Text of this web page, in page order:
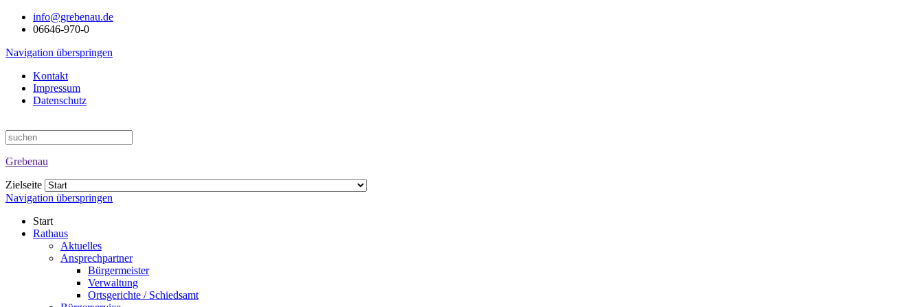
info@grebenau.de
06646-970-0
Navigation überspringen
Kontakt
Impressum
Datenschutz
Grebenau
Zielseite
Navigation überspringen
Start
Rathaus
Aktuelles
Ansprechpartner
Bürgermeister
Verwaltung
Ortsgerichte / Schiedsamt